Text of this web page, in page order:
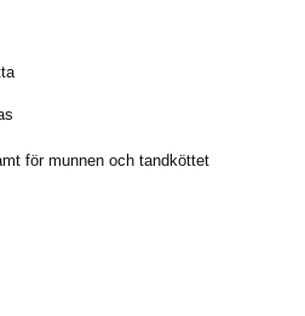
för munnen och tandköttet